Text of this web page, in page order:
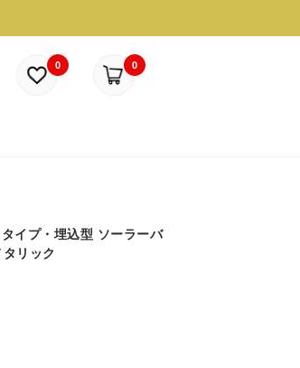
0 0
イプ・埋込型 ソーラーバ
リック